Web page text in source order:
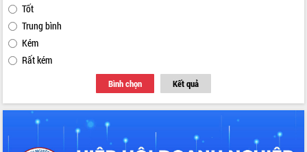
Tốt
Trung bình
Kém
Rất kém
Bình chọn Kết quả